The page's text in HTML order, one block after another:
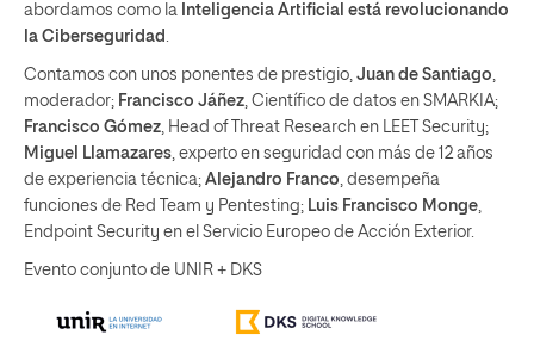
abordamos como la Inteligencia Artificial está revolucionando
la Ciberseguridad .
Contamos con unos ponentes de prestigio, Juan de Santiago,
moderador; Francisco Jáñez, Científico de datos en SMARKIA;
Francisco Gómez, Head of Threat Research en LEET Security;
Miguel Llamazares, experto en seguridad con más de 12 años
de experiencia técnica; Alejandro Franco, desempeña
funciones de Red Team y Pentesting; Luis Francisco Monge,
Endpoint Security en el Servicio Europeo de Acción Exterior.
Evento conjunto de UNIR + DKS